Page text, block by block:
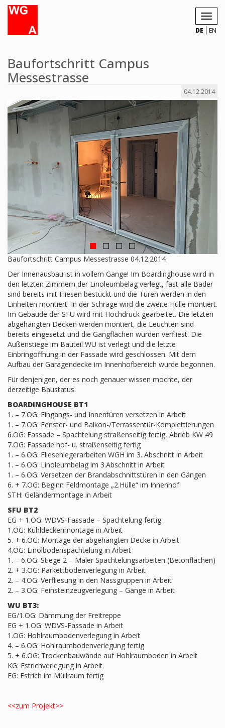
DE EN
Baufortschritt Campus
Messestrasse
04.12.2014
Baufortschritt Campus Messestrasse 04.12.2014
Der Innenausbau ist in vollem Gange! Im Boardinghouse wird in
den letzten Zimmern der Linoleumbelag verlegt, fast alle Bäder
sind bereits mit Fliesen bestückt und die Türen werden in den
Einheiten montiert. In der Schräge wird die zweite Hülle montiert.
Im Gebäude der SFU wird mit Hochdruck gearbeitet. Die letzten
abgehängten Decken werden montiert, die Leuchten sind
bereits eingesetzt und die Gangflächen wurden verfliest. Die
Außenstiege im Bauteil WU ist verlegt und die letzte
Einbringöffnung in der Fassade wird geschlossen. Mit dem
Aufbau der Garagendecke im Innenhofbereich wurde begonnen.
Für denjenigen, der es noch genauer wissen möchte, der
derzeitige Baustatus:
BOARDINGHOUSE BT1
1. – 7.OG: Eingangs- und Innentüren versetzen in Arbeit
1. – 7.OG: Fenster- und Balkon-/Terrassentür-Komplettierungen
6.OG: Fassade – Spachtelung straßenseitig fertig, Abrieb KW 49
7.OG: Fassade hof- u. straßenseitig fertig
1. – 6.OG: Fliesenlegerarbeiten WGH im 3. Abschnitt in Arbeit
1. – 6.OG: Linoleumbelag im 3.Abschnitt in Arbeit
1. – 6.OG: Versetzen der Brandabschnittstüren in den Gängen
6. + 7.OG: Beginn Feldmontage „2.Hülle“ im Innenhof
STH: Geländermontage in Arbeit
SFU BT2
EG + 1.OG: WDVS-Fassade – Spachtelung fertig
1.OG: Kühldeckenmontage in Arbeit
5. + 6.OG: Montage der abgehängten Decke in Arbeit
4.OG: Linolbodenspachtelung in Arbeit
1. – 6.OG: Stiege 2 – Maler Spachtelungsarbeiten (Betonflächen)
2. + 3.OG: Parkettbodenverlegung in Arbeit
2. – 4.OG: Verfliesung in den Nassgruppen in Arbeit
2. – 3.OG: Feinsteinzeugverlegung – Gänge in Arbeit
WU BT3:
EG/1.OG: Dämmung der Freitreppe
EG + 1.OG: WDVS-Fassade in Arbeit
1.OG: Hohlraumbodenverlegung in Arbeit
4. – 6.OG: Hohlraumbodenverlegung fertig
5. + 6.OG: Trockenbauwände auf Hohlraumboden in Arbeit
KG: Estrichverlegung in Arbeit
EG: Estrich im Müllraum fertig
<<zum Projekt>>